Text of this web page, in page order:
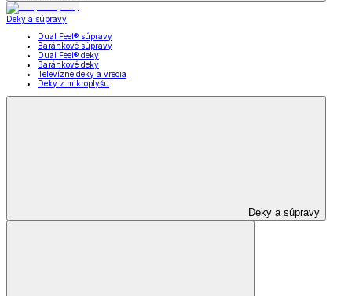
Deky a súpravy
Dual Feel® súpravy
Baránkové súpravy
Dual Feel® deky
Baránkové deky
Televízne deky a vrecia
Deky z mikroplyšu
Deky a súpravy